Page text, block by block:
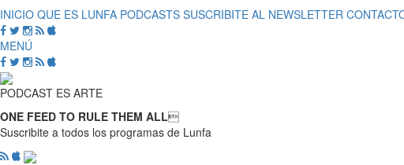
INICIO QUE ES LUNFA PODCASTS SUSCRIBITE AL NEWSLETTER
MENÚ
PODCAST ES ARTE
ONE FEED TO RULE THEM ALL
Suscribite a todos los programas de Lunfa